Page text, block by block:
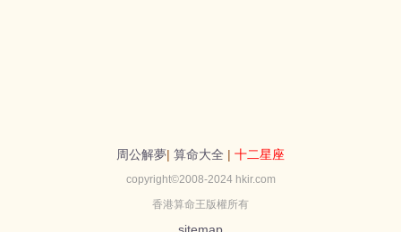
周公解夢| 算命大全 | 十二星座
copyright©2008-2024 hkir.com
香港算命王版權所有